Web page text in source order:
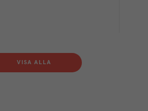
VISA ALLA